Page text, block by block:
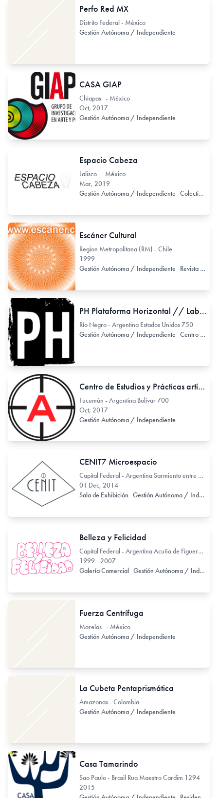
Perfo Red MX
Distrito Federal - México
Gestión Autónoma / Independiente
CASA GIAP
Chiapas - México
Oct, 2017
Gestión Autónoma / Independiente
Espacio Cabeza
Jalisco - México
Mar, 2019
Gestión Autónoma / Independiente Colectivo de Arte / Colectivo de Artistas
Escáner Cultural
Region Metropolitana (RM) - Chile
1999
Gestión Autónoma / Independiente Revista Digital
PH Plataforma Horizontal // Laboratorio de Estéticas Contemporáneas
Río Negro - Argentina Estados Unidos 750
Gestión Autónoma / Independiente Centro de Documentación
Centro de Estudios y Prácticas artísticas contemporáneas
Tucumán - Argentina Bolívar 700
Oct, 2017
Gestión Autónoma / Independiente
CENIT7 Microespacio
Capital Federal - Argentina Sarmiento entre Montevideo y Paraná
01 Dec, 2014
Sala de Exhibición Gestión Autónoma / Independiente
Belleza y Felicidad
Capital Federal - Argentina Acuña de Figueroa 900
1999 - 2007
Galería Comercial Gestión Autónoma / Independiente
Fuerza Centrífuga
Morelos - México
Gestión Autónoma / Independiente
La Cubeta Pentaprismática
Amazonas - Colombia
Gestión Autónoma / Independiente
Casa Tamarindo
Sao Paulo - Brasil Rua Maestro Cardim 1294
2015